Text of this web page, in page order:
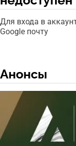
Для входа в
Google почту
Анонсы